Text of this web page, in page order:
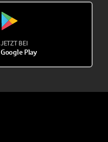
JETZT BEI
Google Play